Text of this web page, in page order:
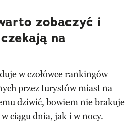
zobaczyć i
na
w czołówce rankingów
przez turystówmiast na
dziwić, bowiem nie brakuje
ciągu dnia, jak i w nocy.